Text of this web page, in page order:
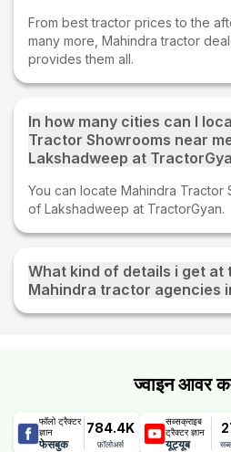
From best tractor prices to the
many more, Mahindra tractor
provides them all.
In how many cities can I
Tractor Showrooms near
Lakshadweep at
You can locate Mahindra Tractor
of Lakshadweep at TractorGyan.
What kind of details i get
Mahindra tractor agencies
At tractorgyan get Mahindra
Lakshadweep contact number,
ज्वाइन आवर
फॉलो ट्रैक्टर
ज्ञान
फेसबुक
784.4K
फ़ॉलोअर्स
सब्सक्राइब
ट्रैक्टर ज्ञान
यूट्यूब